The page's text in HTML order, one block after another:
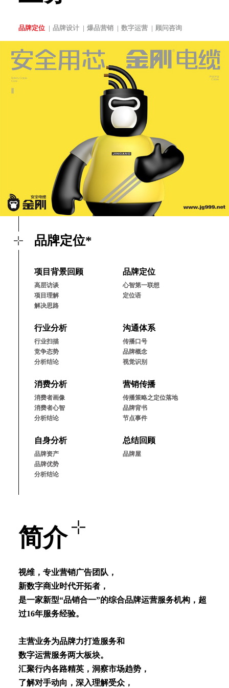
品牌定位*
项⽬背景回顾
⾼层访谈
项⽬理解
解决思路
品牌定位
⼼智第⼀联想
定位语
⾏业分析
⾏业扫描
竞争态势
分析结论
沟通体系
传播⼝号
品牌概念
视觉识别
消费分析
消费者画像
消费者⼼智
分析结论
营销传播
传播策略之定位落地
品牌背书
节点事件
⾃⾝分析
品牌资产
品牌优势
分析结论
总结回顾
品牌屋
品牌定位 品牌设计 爆品营销 数字运营 顾问咨询
简介
视维，专业营销⼴告团队，
新数字商业时代开拓者，
是⼀家新型“品销合⼀”的综合品牌运营服务机构，超
过16年服务经验。
主营业务为品牌⼒打造服务和
数字运营服务两⼤板块。
汇聚⾏内各路精英，洞察市场趋势，
了解对⼿动向，深⼊理解受众，